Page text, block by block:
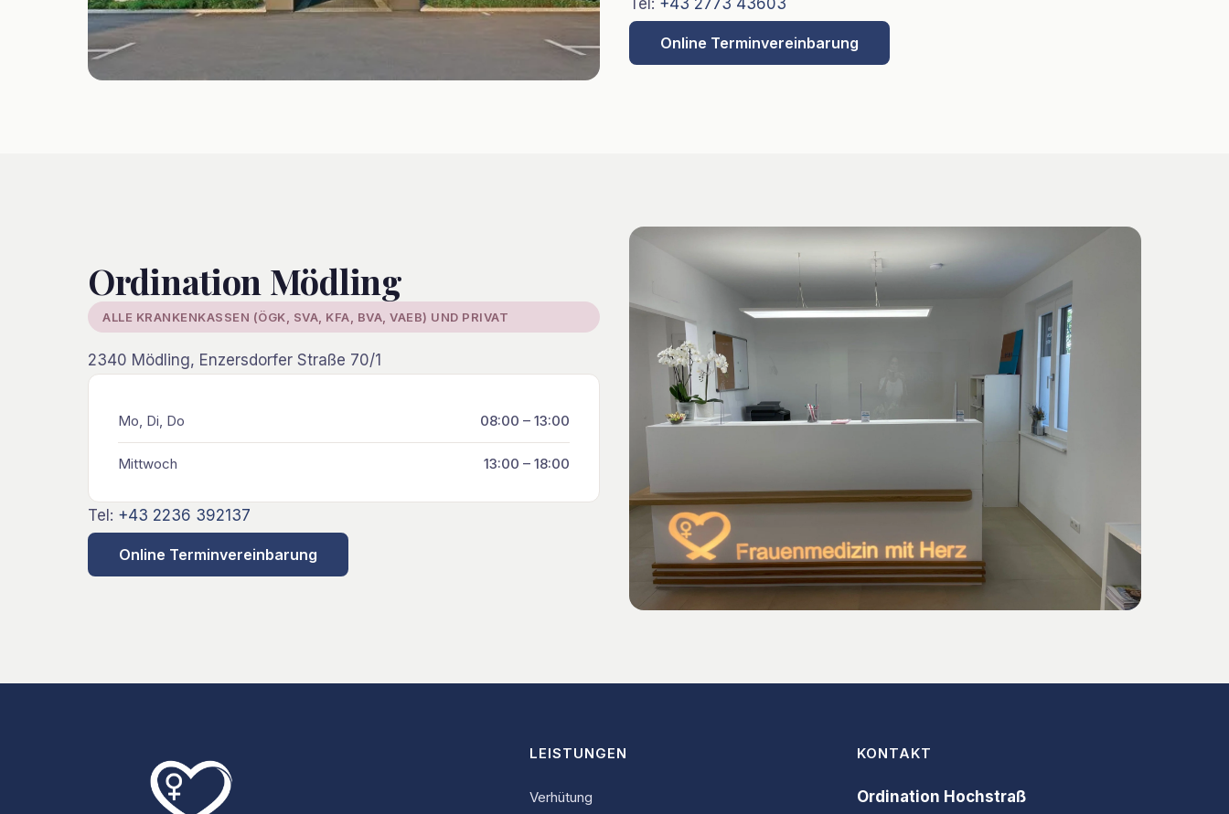
Tel: +43 2773 43603
Online Terminvereinbarung
Ordination Mödling
ALLE KRANKENKASSEN (ÖGK, SVA, KFA, BVA, VAEB) UND PRIVAT
2340 Mödling, Enzersdorfer Straße 70/1
Mo, Di, Do 08:00 – 13:00
Mittwoch 13:00 – 18:00
Tel: +43 2236 392137
Online Terminvereinbarung
LEISTUNGEN
Verhütung
KONTAKT
Ordination Hochstraß